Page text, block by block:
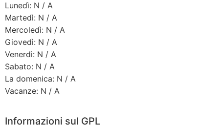
Lunedì: N / A
Martedì: N / A
Mercoledì: N / A
Giovedì: N / A
Venerdì: N / A
Sabato: N / A
La domenica: N / A
Vacanze: N / A
Informazioni sul GPL